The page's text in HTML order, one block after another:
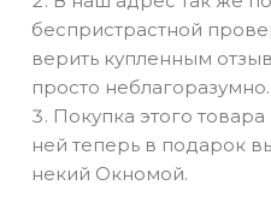
беспристрастной
верить купленным
просто неблагоразумно.
Покупка этого
ней теперь в подарок
некий Окномой.